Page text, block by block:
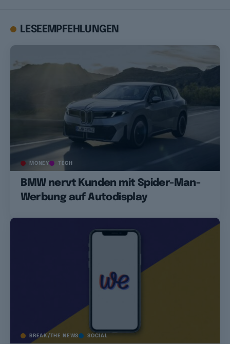
LESEEMPFEHLUNGEN
MONEY TECH
BMW nervt Kunden mit Spider-Man-
Werbung auf Autodisplay
BREAK/THE NEWS SOCIAL